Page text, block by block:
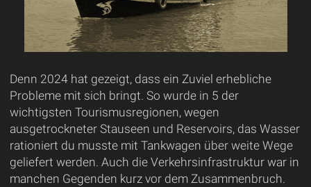
Denn 2024 hat gezeigt, dass ein Zuviel erhebliche
Probleme mit sich bringt. So wurde in 5 der
wichtigsten Tourismusregionen, wegen
ausgetrockneter Stauseen und Reservoirs, das Wasser
rationiert du musste mit Tankwagen über weite Wege
geliefert werden. Auch die Verkehrsinfrastruktur war in
manchen Gegenden kurz vor dem Zusammenbruch.